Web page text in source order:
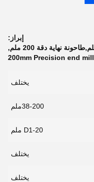
إبراز:
,
200mm Precision end mill
يختلف
38-200ملم
D1-20 ملم
يختلف
يختلف